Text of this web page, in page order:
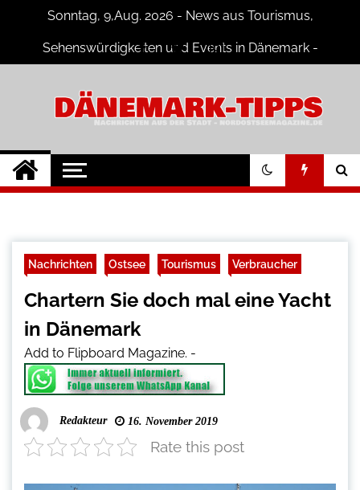
content
Sonntag, 9,Aug. 2026 - News aus Tourismus,
Sehenswürdigkeiten und Events in Dänemark -
Dänemark Tipps
Neuigkeiten und Nachrichten in
Dänemark
Nachrichten Ostsee Tourismus Verbraucher
Chartern Sie doch mal eine Yacht
in Dänemark
Add to Flipboard Magazine. -
Redakteur 16. November 2019
Rate this post